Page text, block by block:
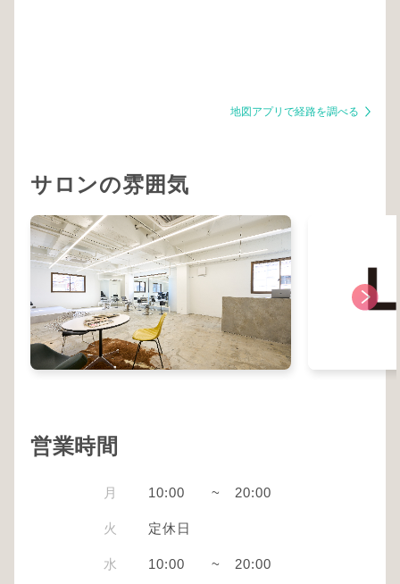
地図アプリで経路を調べる
サロンの雰囲気
営業時間
月 10:00 ~ 20:00
火 定休日
水 10:00 ~ 20:00